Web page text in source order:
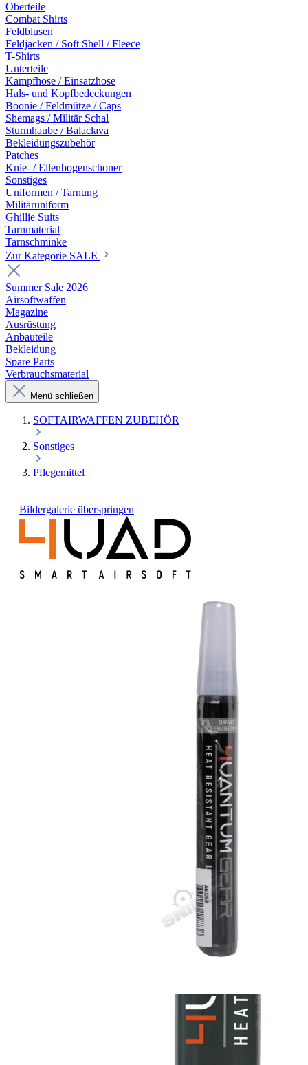
Oberteile
Combat Shirts
Feldblusen
Feldjacken / Soft Shell / Fleece
T-Shirts
Unterteile
Kampfhose / Einsatzhose
Hals- und Kopfbedeckungen
Boonie / Feldmütze / Caps
Shemags / Militär Schal
Sturmhaube / Balaclava
Bekleidungszubehör
Patches
Knie- / Ellenbogenschoner
Sonstiges
Uniformen / Tarnung
Militäruniform
Ghillie Suits
Tarnmaterial
Tarnschminke
Zur Kategorie SALE
Summer Sale 2026
Airsoftwaffen
Magazine
Ausrüstung
Anbauteile
Bekleidung
Spare Parts
Verbrauchsmaterial
Menü schließen
SOFTAIRWAFFEN ZUBEHÖR
Sonstiges
Pflegemittel
Bildergalerie überspringen